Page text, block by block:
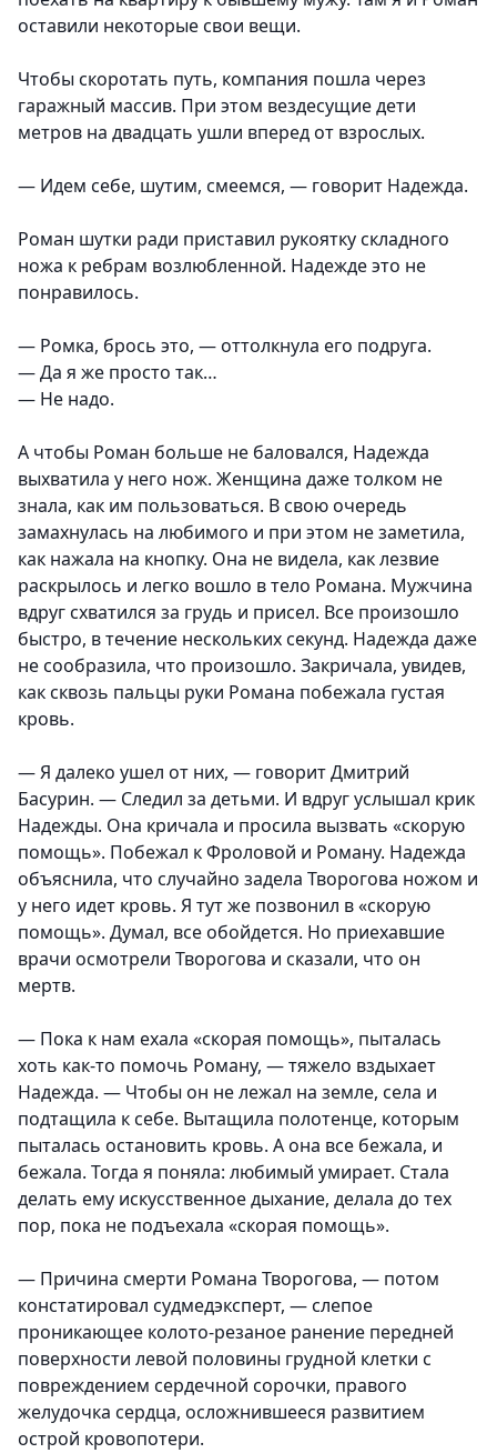
оставили некоторые свои вещи.
Чтобы скоротать путь, компания пошла через
гаражный массив. При этом вездесущие дети
метров на двадцать ушли вперед от взрослых.
— Идем себе, шутим, смеемся, — говорит Надежда.
Роман шутки ради приставил рукоятку складного
ножа к ребрам возлюбленной. Надежде это не
понравилось.
— Ромка, брось это, — оттолкнула его подруга.
— Да я же просто так…
— Не надо.
А чтобы Роман больше не баловался, Надежда
выхватила у него нож. Женщина даже толком не
знала, как им пользоваться. В свою очередь
замахнулась на любимого и при этом не заметила,
как нажала на кнопку. Она не видела, как лезвие
раскрылось и легко вошло в тело Романа. Мужчина
вдруг схватился за грудь и присел. Все произошло
быстро, в течение нескольких секунд. Надежда даже
не сообразила, что произошло. Закричала, увидев,
как сквозь пальцы руки Романа побежала густая
кровь.
— Я далеко ушел от них, — говорит Дмитрий
Басурин. — Следил за детьми. И вдруг услышал крик
Надежды. Она кричала и просила вызвать «скорую
помощь». Побежал к Фроловой и Роману. Надежда
объяснила, что случайно задела Творогова ножом и
у него идет кровь. Я тут же позвонил в «скорую
помощь». Думал, все обойдется. Но приехавшие
врачи осмотрели Творогова и сказали, что он
мертв.
— Пока к нам ехала «скорая помощь», пыталась
хоть как-то помочь Роману, — тяжело вздыхает
Надежда. — Чтобы он не лежал на земле, села и
подтащила к себе. Вытащила полотенце, которым
пыталась остановить кровь. А она все бежала, и
бежала. Тогда я поняла: любимый умирает. Стала
делать ему искусственное дыхание, делала до тех
пор, пока не подъехала «скорая помощь».
— Причина смерти Романа Творогова, — потом
констатировал судмедэксперт, — слепое
проникающее колото-резаное ранение передней
поверхности левой половины грудной клетки с
повреждением сердечной сорочки, правого
желудочка сердца, осложнившееся развитием
острой кровопотери.